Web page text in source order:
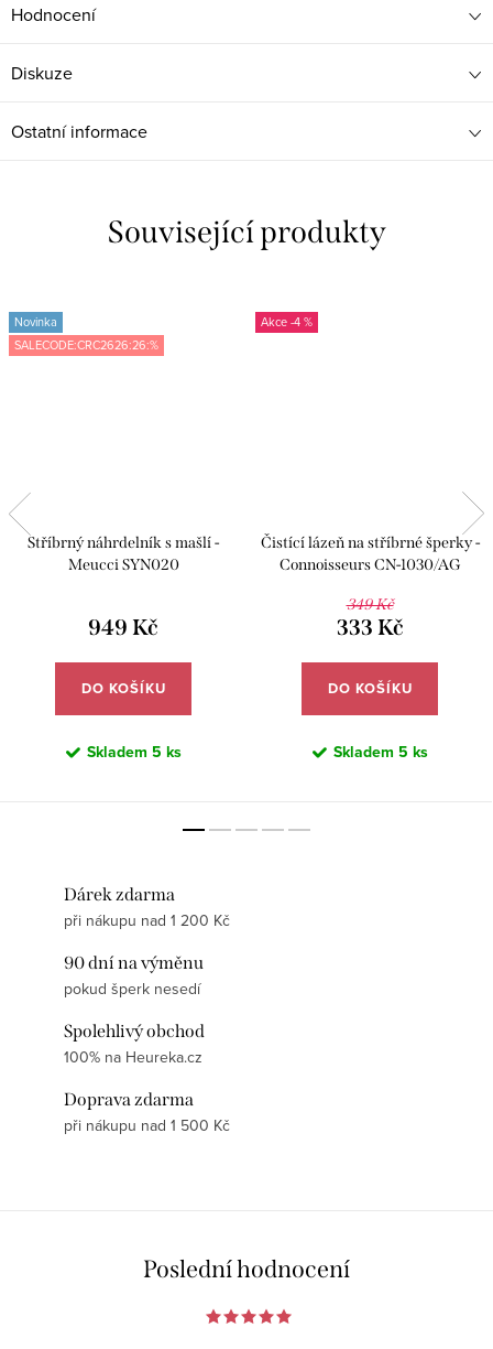
Hodnocení
Diskuze
Ostatní informace
Související produkty
Novinka
SALECODE:CRC2626:26:%
Stříbrný náhrdelník s mašlí -
Meucci SYN020
949 Kč
DO KOŠÍKU
Skladem 5 ks
-4 %
Čistící lázeň na stříbrné šperky -
Connoisseurs CN-1030/AG
349 Kč
333 Kč
DO KOŠÍKU
Skladem 5 ks
Dárek zdarma
při nákupu nad 1 200 Kč
90 dní na výměnu
pokud šperk nesedí
Spolehlivý obchod
100% na Heureka.cz
Doprava zdarma
při nákupu nad 1 500 Kč
Poslední hodnocení